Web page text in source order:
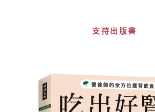
支持出版書